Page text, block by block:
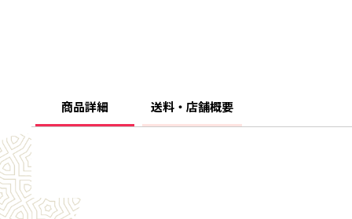
商品詳細 送料・店舗概要